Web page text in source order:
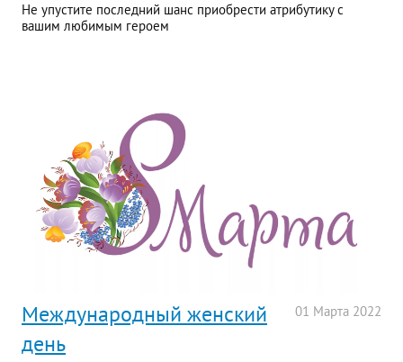
Не упустите последний шанс приобрести атрибутику с
вашим любимым героем
01 Марта 2022
Международный женский
день